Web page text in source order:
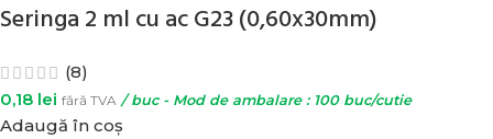
Seringa 2 ml cu ac G23 (0,60x30mm)
(8)
0,18 lei fără TVA / buc - Mod de ambalare : 100 buc/cutie
Adaugă în coș